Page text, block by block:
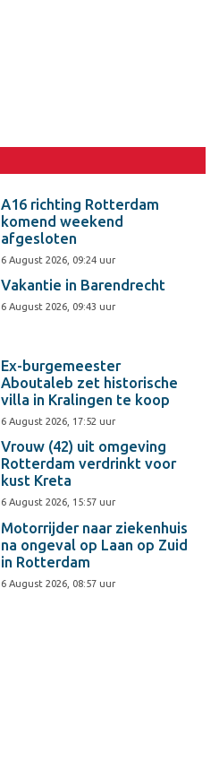
A16 richting Rotterdam
komend weekend
afgesloten
6 August 2026, 09:24 uur
Vakantie in Barendrecht
6 August 2026, 09:43 uur
Ex-burgemeester
Aboutaleb zet historische
villa in Kralingen te koop
6 August 2026, 17:52 uur
Vrouw (42) uit omgeving
Rotterdam verdrinkt voor
kust Kreta
6 August 2026, 15:57 uur
Motorrijder naar ziekenhuis
na ongeval op Laan op Zuid
in Rotterdam
6 August 2026, 08:57 uur